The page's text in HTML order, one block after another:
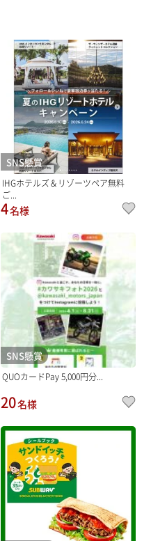
SNS懸賞
IHGホテルズ＆リゾーツペア無料
ご...
4名様
SNS懸賞
QUOカードPay 5,000円分...
20名様